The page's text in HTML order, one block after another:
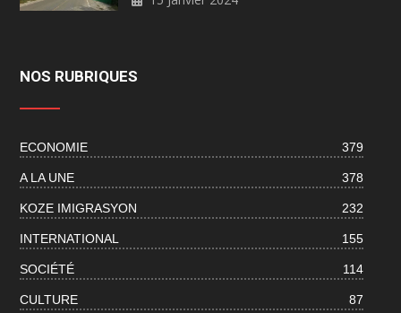
NOS RUBRIQUES
ECONOMIE 379
A LA UNE 378
KOZE IMIGRASYON 232
INTERNATIONAL 155
SOCIÉTÉ 114
CULTURE 87